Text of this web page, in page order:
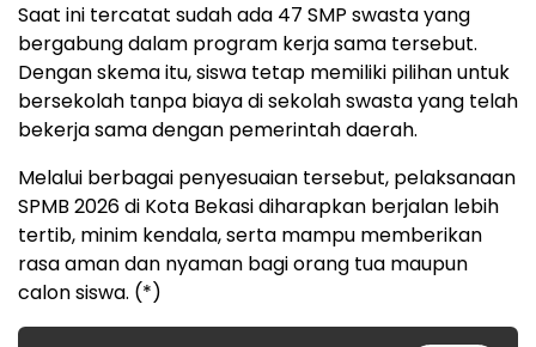
Saat ini tercatat sudah ada 47 SMP swasta yang
bergabung dalam program kerja sama tersebut.
Dengan skema itu, siswa tetap memiliki pilihan untuk
bersekolah tanpa biaya di sekolah swasta yang telah
bekerja sama dengan pemerintah daerah.
Melalui berbagai penyesuaian tersebut, pelaksanaan
SPMB 2026 di Kota Bekasi diharapkan berjalan lebih
tertib, minim kendala, serta mampu memberikan
rasa aman dan nyaman bagi orang tua maupun
calon siswa. (*)